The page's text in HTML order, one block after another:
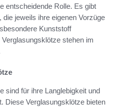
entscheidende Rolle. Es gibt
jeweils ihre eigenen Vorzüge
Kunststoff
stehen im
sind für ihre Langlebigkeit und
Diese Verglasungsklötze bieten